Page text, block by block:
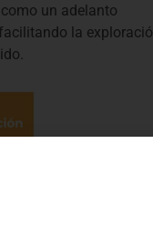
un adelanto
la